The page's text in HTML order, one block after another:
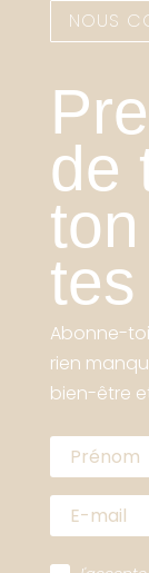
NOUS
de
Abonne-
rien
bien-être